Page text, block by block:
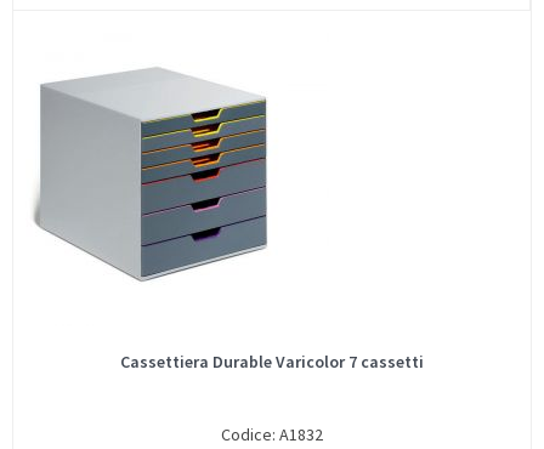
Cassettiera Durable Varicolor 7 cassetti
Codice: A1832